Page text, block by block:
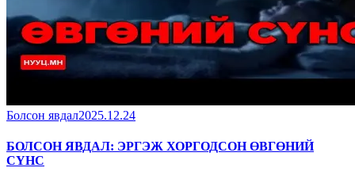
Болсон явдал2025.12.24
БОЛСОН ЯВДАЛ: ЭРГЭЖ ХОРГОДСОН ӨВГӨНИЙ
СҮНС